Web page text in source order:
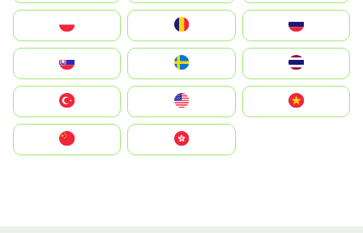
United States
中國香港特別行政區